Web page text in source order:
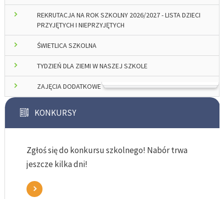
REKRUTACJA NA ROK SZKOLNY 2026/2027 - LISTA DZIECI
PRZYJĘTYCH I NIEPRZYJĘTYCH
ŚWIETLICA SZKOLNA
TYDZIEŃ DLA ZIEMI W NASZEJ SZKOLE
ZAJĘCIA DODATKOWE
KONKURSY
Zgłoś się do konkursu szkolnego! Nabór trwa
jeszcze kilka dni!